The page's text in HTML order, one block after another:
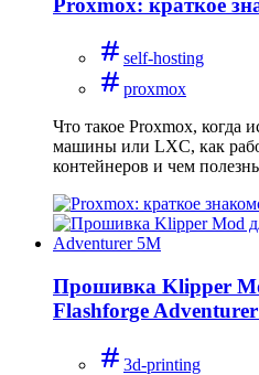
self-hosting
proxmox
Что такое Proxmox, когда
машины или LXC, как
контейнеров и чем
Прошивка Klipper
Flashforge
3d-printing